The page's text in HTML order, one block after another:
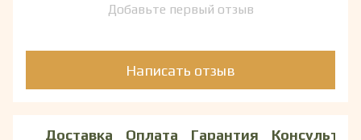
Добавьте первый отзыв
Написать отзыв
Доставка Оплата Гарантия